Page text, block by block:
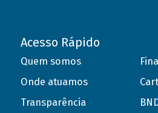
Acesso Rápido
Quem somos
Onde atuamos
Transparência